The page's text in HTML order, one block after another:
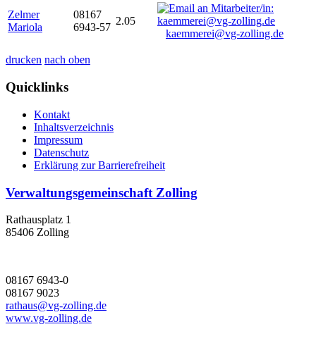
Zelmer
Mariola
08167
6943-57
2.05
kaemmerei@vg-zolling.de
drucken nach oben
Quicklinks
Kontakt
Inhaltsverzeichnis
Impressum
Datenschutz
Erklärung zur Barrierefreiheit
Verwaltungsgemeinschaft Zolling
Rathausplatz 1
85406 Zolling
08167 6943-0
08167 9023
rathaus@vg-zolling.de
www.vg-zolling.de